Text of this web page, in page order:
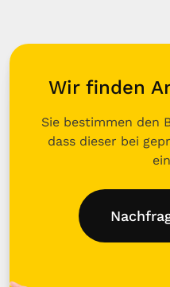
Wir finden
Sie bestimmen den
dass dieser bei